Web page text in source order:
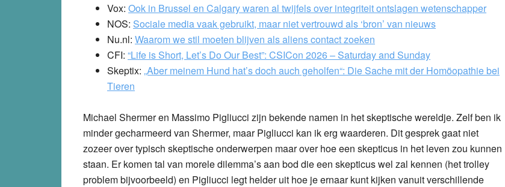
Vox: Ook in Brussel en Calgary waren al twijfels over integriteit ontslagen wetenschapper
NOS: Sociale media vaak gebruikt, maar niet vertrouwd als ‘bron’ van nieuws
Nu.nl: Waarom we stil moeten blijven als aliens contact zoeken
CFI: “Life is Short, Let’s Do Our Best”: CSICon 2026 – Saturday and Sunday
Skeptix: „Aber meinem Hund hat’s doch auch geholfen“: Die Sache mit der Homöopathie bei
Tieren
Michael Shermer en Massimo Pigliucci zijn bekende namen in het skeptische wereldje. Zelf ben ik
minder gecharmeerd van Shermer, maar Pigliucci kan ik erg waarderen. Dit gesprek gaat niet
zozeer over typisch skeptische onderwerpen maar over hoe een skepticus in het leven zou kunnen
staan. Er komen tal van morele dilemma’s aan bod die een skepticus wel zal kennen (het trolley
problem bijvoorbeeld) en Pigliucci legt helder uit hoe je ernaar kunt kijken vanuit verschillende